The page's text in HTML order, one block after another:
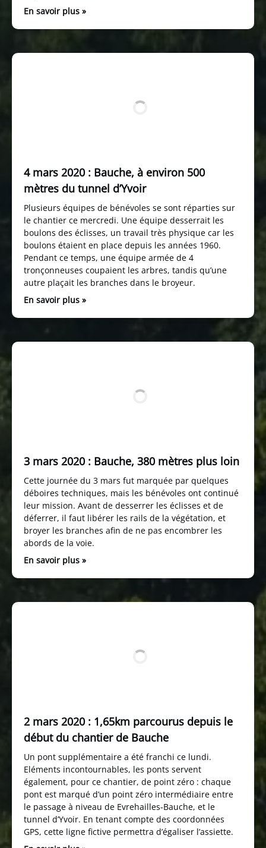
En savoir plus »
4 mars 2020 : Bauche, à environ 500
mètres du tunnel d’Yvoir
Plusieurs équipes de bénévoles se sont réparties sur
le chantier ce mercredi. Une équipe desserrait les
boulons des éclisses, un travail très physique car les
boulons étaient en place depuis les années 1960.
Pendant ce temps, une équipe armée de 4
tronçonneuses coupaient les arbres, tandis qu’une
autre plaçait les branches dans le broyeur.
En savoir plus »
3 mars 2020 : Bauche, 380 mètres plus loin
Cette journée du 3 mars fut marquée par quelques
déboires techniques, mais les bénévoles ont continué
leur mission. Avant de desserrer les éclisses et de
déferrer, il faut libérer les rails de la végétation, et
broyer les branches afin de ne pas encombrer les
abords de la voie.
En savoir plus »
2 mars 2020 : 1,65km parcourus depuis le
début du chantier de Bauche
Un pont supplémentaire a été franchi ce lundi.
Eléments incontournables, les ponts servent
également, pour ce chantier, de point zéro : chaque
pont est marqué d’un point zéro intermédiaire entre
le passage à niveau de Evrehailles-Bauche, et le
tunnel d’Yvoir. En tenant compte des coordonnées
GPS, cette ligne fictive permettra d’égaliser l’assiette.